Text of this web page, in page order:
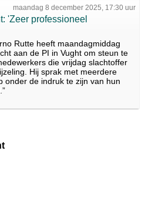
maandag 8 december 2025, 17:30 uur
'Zeer professioneel
Rutte heeft maandagmiddag
aan de PI in Vught om steun te
die vrijdag slachtoffer
Hij sprak met meerdere
onder de indruk te zijn van hun